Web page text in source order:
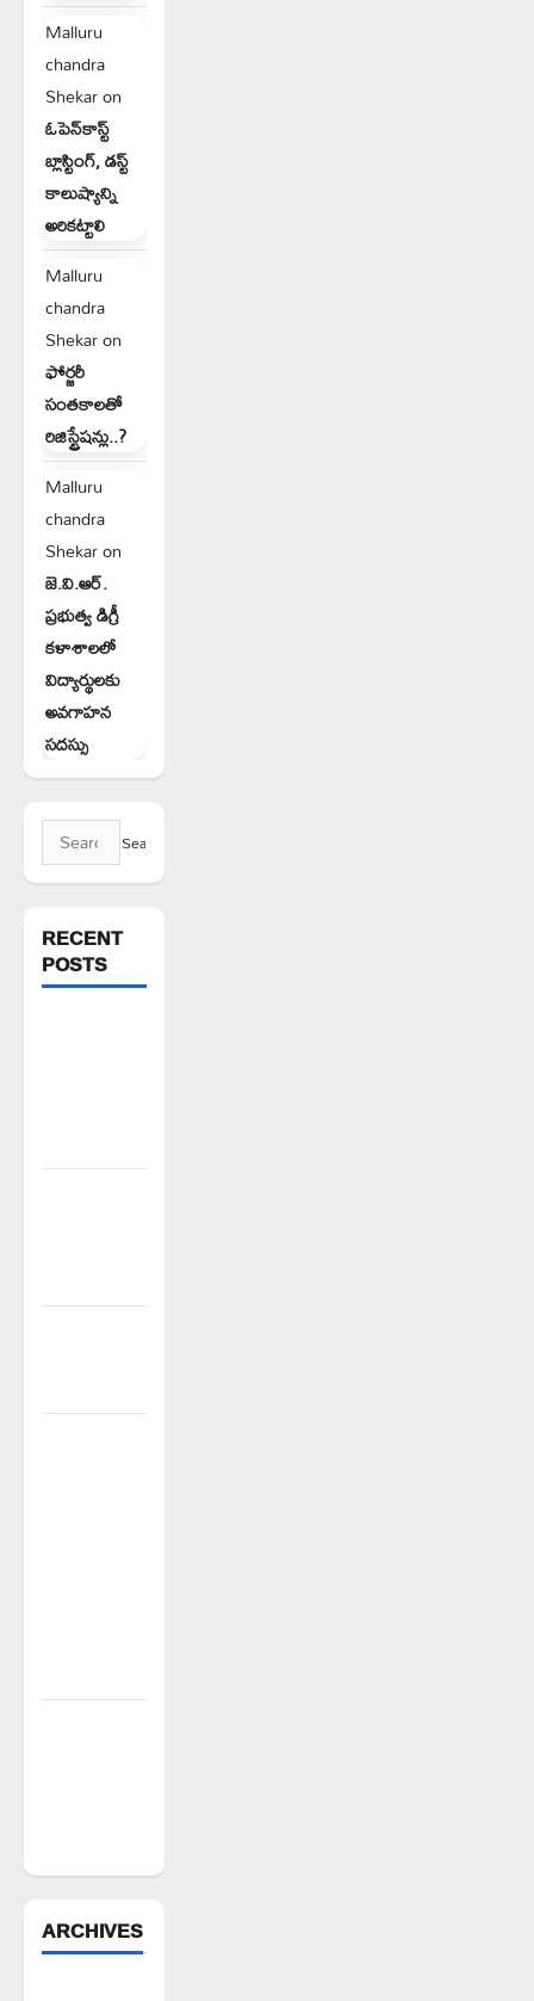
Malluru
chandra
Shekaron
ఓపెన్‌కాస్ట్
బ్లాస్టింగ్, డస్ట్
కాలుష్యాన్ని
అరికట్టాలి
Malluru
chandra
Shekaron
ఫోర్జరీ
సంతకాలతో
రిజిస్ట్రేషన్లు..?
Malluru
chandra
Shekaron
జె.వి.ఆర్.
ప్రభుత్వ డిగ్రీ
కళాశాలలో
విద్యార్థులకు
అవగాహన
సదస్సు
Search
for:
RECENT
POSTS
ARCHIVES